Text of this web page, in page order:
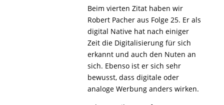
Beim vierten Zitat haben wir
Robert Pacher aus Folge 25. Er als
digital Native hat nach einiger
Zeit die Digitalisierung für sich
erkannt und auch den Nuten an
sich. Ebenso ist er sich sehr
bewusst, dass digitale oder
analoge Werbung anders wirken.